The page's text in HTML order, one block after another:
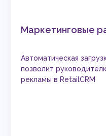
Маркетинговые
Автоматическая
позволит
рекламы в RetailCRM